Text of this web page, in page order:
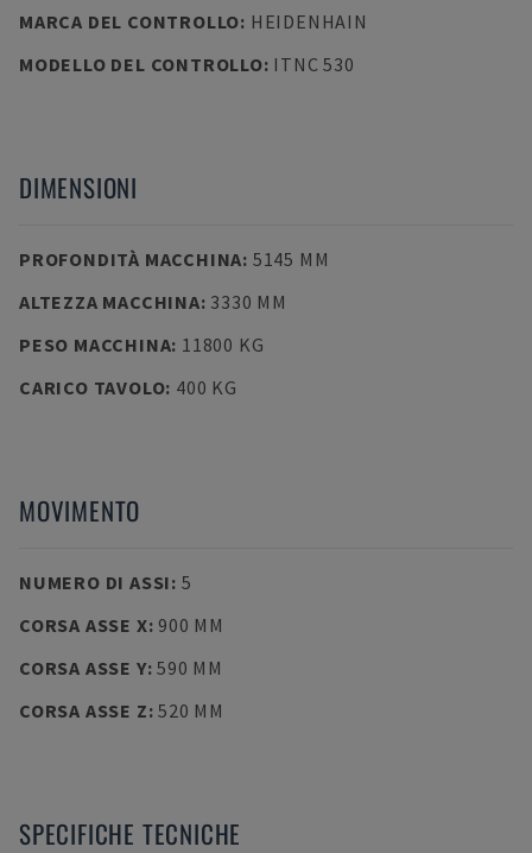
MARCA DEL CONTROLLO: HEIDENHAIN
MODELLO DEL CONTROLLO: ITNC 530
DIMENSIONI
PROFONDITÀ MACCHINA: 5145 MM
ALTEZZA MACCHINA: 3330 MM
PESO MACCHINA: 11800 KG
CARICO TAVOLO: 400 KG
MOVIMENTO
NUMERO DI ASSI: 5
CORSA ASSE X: 900 MM
CORSA ASSE Y:590 MM
CORSA ASSE Z:520 MM
SPECIFICHE TECNICHE